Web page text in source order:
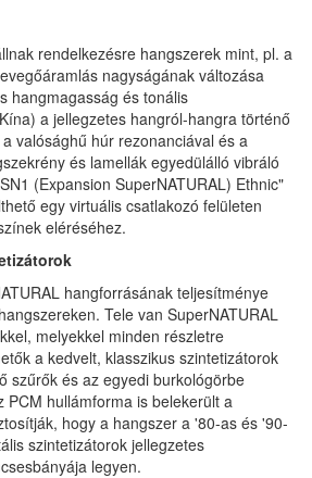
rendelkezésre hangszerek mint, pl. a
nagyságának változása
hangmagasság és tonális
a jellegzetes hangról-hangra történő
valósághű húr rezonanciával és a
és lamellák egyedülálló vibráló
(Expansion SuperNATURAL) Ethnic"
egy virtuális csatlakozó felületen
eléréséhez.
hangforrásának teljesítménye
Tele van SuperNATURAL
melyekkel minden részletre
a kedvelt, klasszikus szintetizátorok
szűrők és az egyedi burkológörbe
PCM hullámforma is belekerült a
hogy a hangszer a '80-as és '90-
szintetizátorok jellegzetes
legyen.